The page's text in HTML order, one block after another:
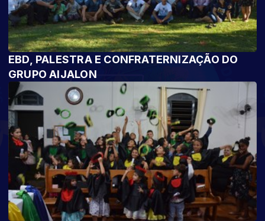
EBD, PALESTRA E CONFRATERNIZAÇÃO DO
GRUPO AIJALON